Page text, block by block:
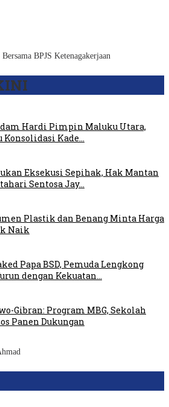
Hardi Pimpin Maluku Utara,
Konsolidasi Kade…
Eksekusi Sepihak, Hak Mantan
Sentosa Jay…
Plastik dan Benang Minta Harga
Naik
Papa BSD, Pemuda Lengkong
dengan Kekuatan…
Gibran: Program MBG, Sekolah
Panen Dukungan